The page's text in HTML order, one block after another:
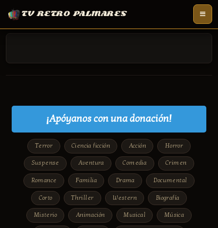
TV RETRO PALMARES
¡Apóyanos con una donación!
Terror Ciencia ficción Acción Horror
Suspense Aventura Comedia Crimen
Romance Familia Drama Documental
Corto Thriller Western Biografía
Misterio Animación Musical Música